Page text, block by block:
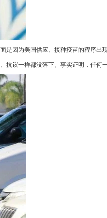
因为美国供应、接种疫苗的程序
议一样都没落下。事实证明，任何